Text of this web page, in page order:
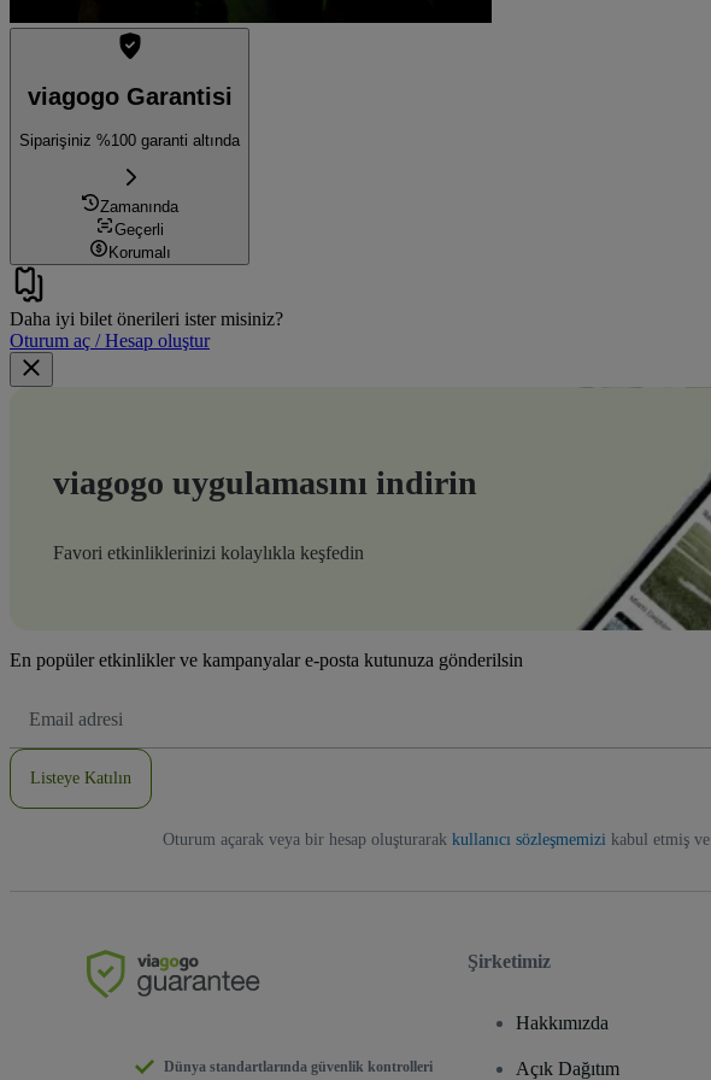
viagogo Garantisi
Siparişiniz %100 garanti altında
Zamanında
Geçerli
Korumalı
Daha iyi bilet önerileri ister misiniz?
Oturum aç / Hesap oluştur
viagogo uygulamasını indirin
Favori etkinliklerinizi kolaylıkla keşfedin
En popüler etkinlikler ve kampanyalar e-posta kutunuza gönderilsin
posta
Listeye Katılın
Oturum açarak veya bir hesap oluşturarak kullanıcı sözleşmemizi kabul etmiş ve
Dünya standartlarında güvenlik kontrolleri
Şirketimiz
Hakkımızda
Açık Dağıtım